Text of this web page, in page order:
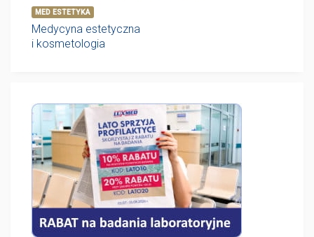
MED ESTETYKA
Medycyna estetyczna
i kosmetologia